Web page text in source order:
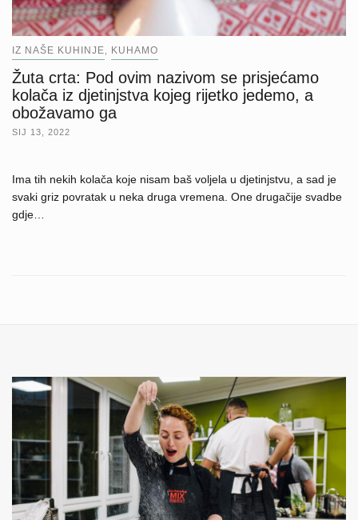
IZ NAŠE KUHINJE KUHAMO
Žuta crta: Pod ovim nazivom se prisjećamo
kolača iz djetinjstva kojeg rijetko jedemo, a
obožavamo ga
SIJ 13, 2022
Ima tih nekih kolača koje nisam baš voljela u djetinjstvu, a sad je
svaki griz povratak u neka druga vremena. One drugačije svadbe
gdje…